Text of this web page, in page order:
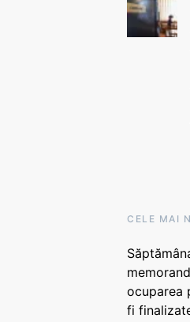
CELE MAI
ocuparea
fi